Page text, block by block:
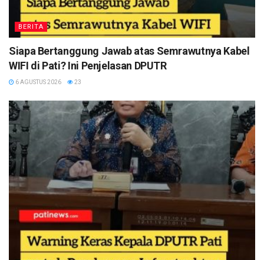
BERITA
Siapa Bertanggung Jawab atas Semrawutnya Kabel
WIFI di Pati? Ini Penjelasan DPUTR
6 AGUSTUS 2026 23